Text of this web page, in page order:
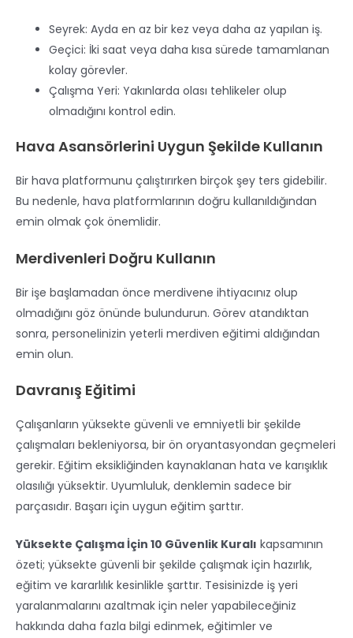
Seyrek: Ayda en az bir kez veya daha az yapılan iş.
Geçici: İki saat veya daha kısa sürede tamamlanan
kolay görevler.
Çalışma Yeri: Yakınlarda olası tehlikeler olup
olmadığını kontrol edin.
Hava Asansörlerini Uygun Şekilde Kullanın
Bir hava platformunu çalıştırırken birçok şey ters gidebilir.
Bu nedenle, hava platformlarının doğru kullanıldığından
emin olmak çok önemlidir.
Merdivenleri Doğru Kullanın
Bir işe başlamadan önce merdivene ihtiyacınız olup
olmadığını göz önünde bulundurun. Görev atandıktan
sonra, personelinizin yeterli merdiven eğitimi aldığından
emin olun.
Davranış Eğitimi
Çalışanların yüksekte güvenli ve emniyetli bir şekilde
çalışmaları bekleniyorsa, bir ön oryantasyondan geçmeleri
gerekir. Eğitim eksikliğinden kaynaklanan hata ve karışıklık
olasılığı yüksektir. Uyumluluk, denklemin sadece bir
parçasıdır. Başarı için uygun eğitim şarttır.
Yüksekte Çalışma İçin 10 Güvenlik Kuralı kapsamının
özeti; yüksekte güvenli bir şekilde çalışmak için hazırlık,
eğitim ve kararlılık kesinlikle şarttır. Tesisinizde iş yeri
yaralanmalarını azaltmak için neler yapabileceğiniz
hakkında daha fazla bilgi edinmek, eğitimler ve